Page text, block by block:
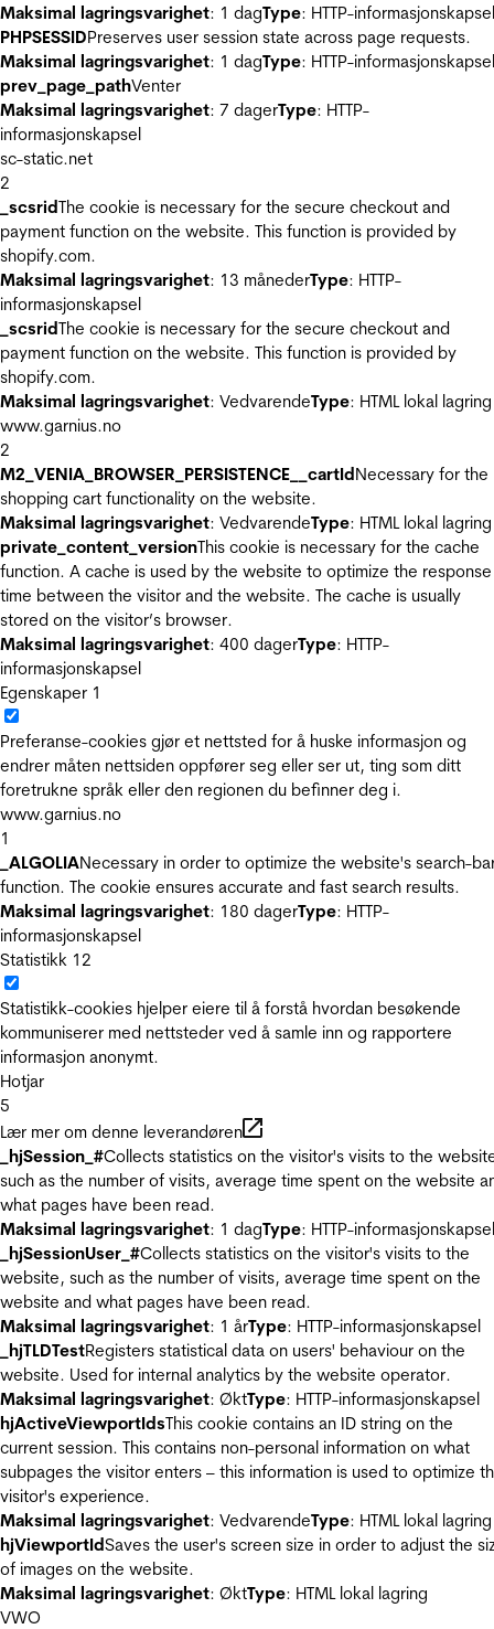
Maksimal lagringsvarighet: 1 dagType: HTTP-informasjonskapsel
PHPSESSIDPreserves user session state across page requests.
Maksimal lagringsvarighet: 1 dagType: HTTP-informasjonskapsel
prev_page_pathVenter
Maksimal lagringsvarighet: 7 dagerType: HTTP-
informasjonskapsel
sc-static.net
2
_scsridThe cookie is necessary for the secure checkout and
payment function on the website. This function is provided by
shopify.com.
Maksimal lagringsvarighet: 13 månederType: HTTP-
informasjonskapsel
_scsridThe cookie is necessary for the secure checkout and
payment function on the website. This function is provided by
shopify.com.
Maksimal lagringsvarighet: VedvarendeType: HTML lokal lagring
www.garnius.no
2
M2_VENIA_BROWSER_PERSISTENCE__cartIdNecessary for the
shopping cart functionality on the website.
Maksimal lagringsvarighet: VedvarendeType: HTML lokal lagring
private_content_versionThis cookie is necessary for the cache
function. A cache is used by the website to optimize the response
time between the visitor and the website. The cache is usually
stored on the visitor’s browser.
Maksimal lagringsvarighet: 400 dagerType: HTTP-
informasjonskapsel
Egenskaper 1
Preferanse-cookies gjør et nettsted for å huske informasjon og
endrer måten nettsiden oppfører seg eller ser ut, ting som ditt
foretrukne språk eller den regionen du befinner deg i.
www.garnius.no
1
_ALGOLIANecessary in order to optimize the website's search-
function. The cookie ensures accurate and fast search results.
Maksimal lagringsvarighet: 180 dagerType: HTTP-
informasjonskapsel
Statistikk 12
Statistikk-cookies hjelper eiere til å forstå hvordan besøkende
kommuniserer med nettsteder ved å samle inn og rapportere
informasjon anonymt.
Hotjar
5
Lær mer om denne leverandøren
_hjSession_#Collects statistics on the visitor's visits to the
such as the number of visits, average time spent on the website
what pages have been read.
Maksimal lagringsvarighet: 1 dagType: HTTP-informasjonskapsel
_hjSessionUser_#Collects statistics on the visitor's visits to the
website, such as the number of visits, average time spent on the
website and what pages have been read.
Maksimal lagringsvarighet: 1 årType: HTTP-informasjonskapsel
_hjTLDTestRegisters statistical data on users' behaviour on the
website. Used for internal analytics by the website operator.
Maksimal lagringsvarighet: ØktType: HTTP-informasjonskapsel
hjActiveViewportIdsThis cookie contains an ID string on the
current session. This contains non-personal information on what
subpages the visitor enters – this information is used to optimize
visitor's experience.
Maksimal lagringsvarighet: VedvarendeType: HTML lokal lagring
hjViewportIdSaves the user's screen size in order to adjust the
of images on the website.
Maksimal lagringsvarighet: ØktType: HTML lokal lagring
VWO